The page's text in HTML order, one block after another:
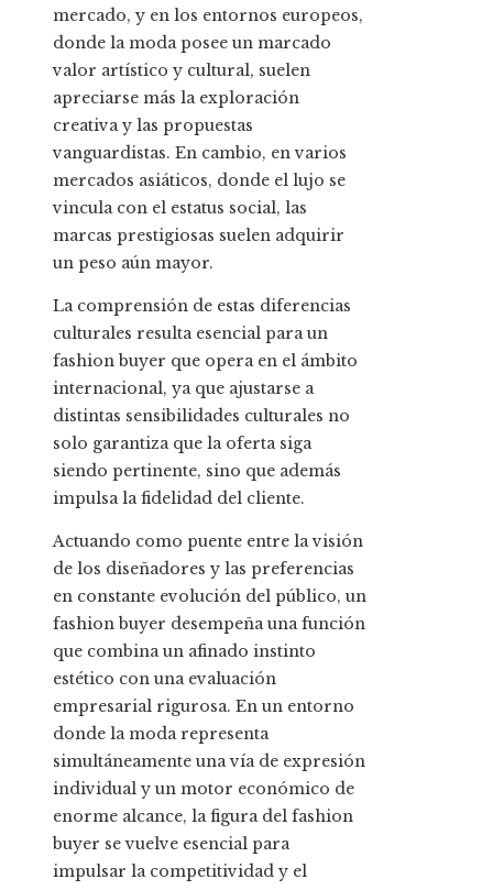
mercado, y en los entornos europeos,
donde la moda posee un marcado
valor artístico y cultural, suelen
apreciarse más la exploración
creativa y las propuestas
vanguardistas. En cambio, en varios
mercados asiáticos, donde el lujo se
vincula con el estatus social, las
marcas prestigiosas suelen adquirir
un peso aún mayor.
La comprensión de estas diferencias
culturales resulta esencial para un
fashion buyer que opera en el ámbito
internacional, ya que ajustarse a
distintas sensibilidades culturales no
solo garantiza que la oferta siga
siendo pertinente, sino que además
impulsa la fidelidad del cliente.
Actuando como puente entre la visión
de los diseñadores y las preferencias
en constante evolución del público, un
fashion buyer desempeña una función
que combina un afinado instinto
estético con una evaluación
empresarial rigurosa. En un entorno
donde la moda representa
simultáneamente una vía de expresión
individual y un motor económico de
enorme alcance, la figura del fashion
buyer se vuelve esencial para
impulsar la competitividad y el